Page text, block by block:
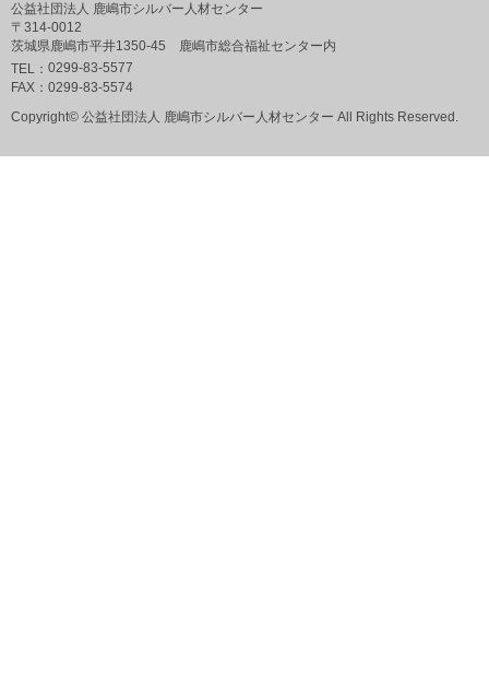
公益社団法人 鹿嶋市シルバー人材センター
〒314-0012
茨城県鹿嶋市平井1350‐45 鹿嶋市総合福祉センター内
TEL： 0299-83-5577
FAX： 0299-83-5574
Copyright© 公益社団法人 鹿嶋市シルバー人材センター All Rights Reserved.